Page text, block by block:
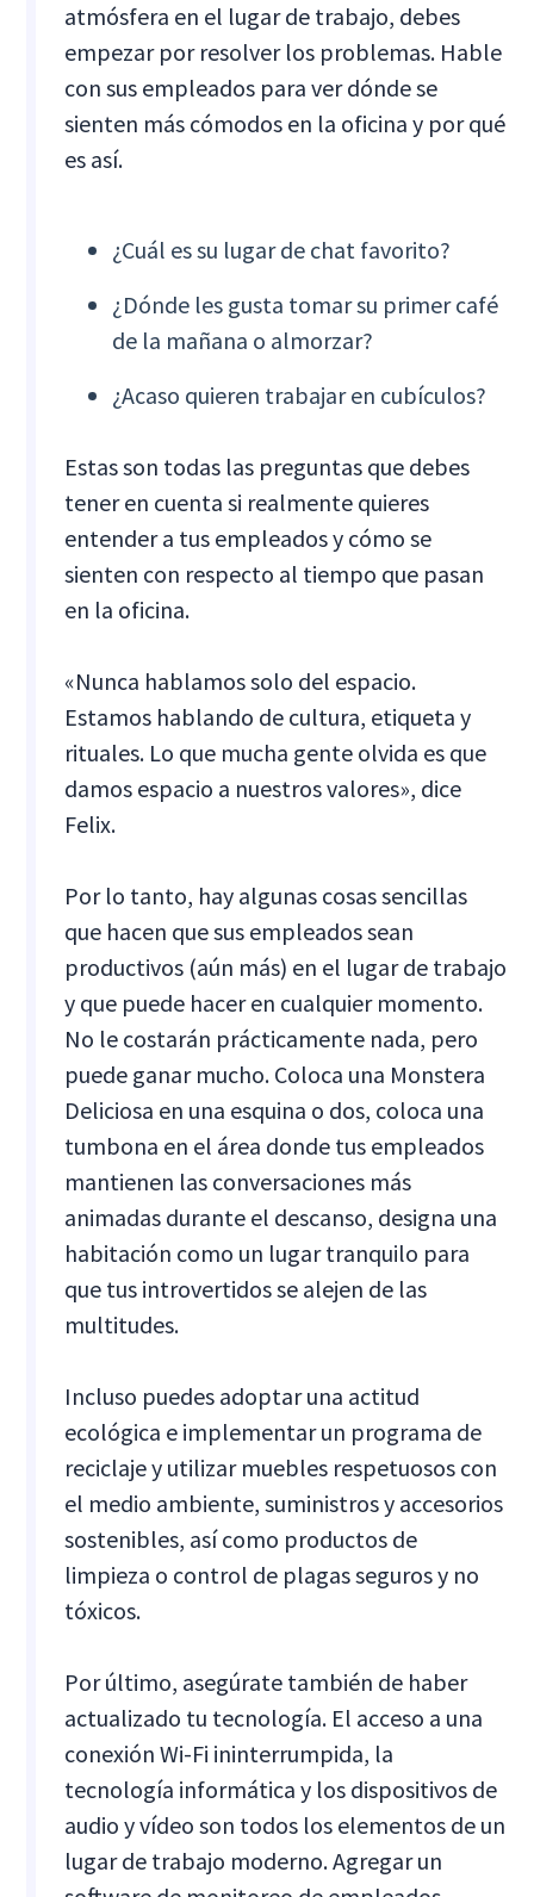
atmósfera en el lugar de trabajo, debes
empezar por resolver los problemas. Hable
con sus empleados para ver dónde se
sienten más cómodos en la oficina y por qué
es así.
¿Cuál es su lugar de chat favorito?
¿Dónde les gusta tomar su primer café
de la mañana o almorzar?
¿Acaso quieren trabajar en cubículos?
Estas son todas las preguntas que debes
tener en cuenta si realmente quieres
entender a tus empleados y cómo se
sienten con respecto al tiempo que pasan
en la oficina.
«Nunca hablamos solo del espacio.
Estamos hablando de cultura, etiqueta y
rituales. Lo que mucha gente olvida es que
damos espacio a nuestros valores», dice
Felix.
Por lo tanto, hay algunas cosas sencillas
que hacen que sus empleados sean
productivos (aún más) en el lugar de trabajo
y que puede hacer en cualquier momento.
No le costarán prácticamente nada, pero
puede ganar mucho. Coloca una Monstera
Deliciosa en una esquina o dos, coloca una
tumbona en el área donde tus empleados
mantienen las conversaciones más
animadas durante el descanso, designa una
habitación como un lugar tranquilo para
que tus introvertidos se alejen de las
multitudes.
Incluso puedes adoptar una actitud
ecológica e implementar un programa de
reciclaje y utilizar muebles respetuosos con
el medio ambiente, suministros y accesorios
sostenibles, así como productos de
limpieza o control de plagas seguros y no
tóxicos.
Por último, asegúrate también de haber
actualizado tu tecnología. El acceso a una
conexión Wi-Fi ininterrumpida, la
tecnología informática y los dispositivos de
audio y vídeo son todos los elementos de un
lugar de trabajo moderno. Agregar un